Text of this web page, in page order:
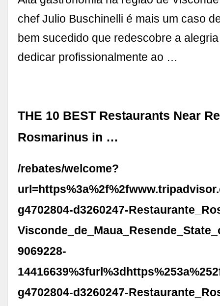
chef Julio Buschinelli é mais um caso
bem sucedido que redescobre a
dedicar profissionalmente ao …
THE 10 BEST Restaurants Near
Rosmarinus in …
/rebates/welcome?
g4702804-d3260247-
9069228-
g4702804-d3260247-